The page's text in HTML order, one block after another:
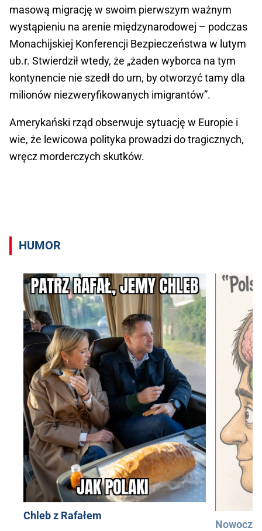
masową migrację w swoim pierwszym ważnym
wystąpieniu na arenie międzynarodowej – podczas
Monachijskiej Konferencji Bezpieczeństwa w lutym
ub.r. Stwierdził wtedy, że „żaden wyborca na tym
kontynencie nie szedł do urn, by otworzyć tamy dla
milionów niezweryfikowanych imigrantów”.
Amerykański rząd obserwuje sytuację w Europie i
wie, że lewicowa polityka prowadzi do tragicznych,
wręcz morderczych skutków.
HUMOR
Chleb z Rafałem